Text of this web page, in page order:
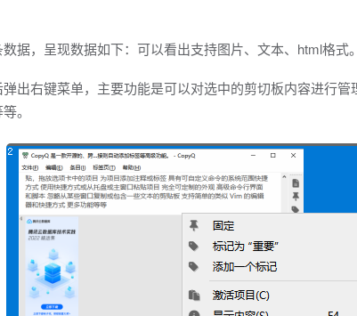
据，呈现数据如下：可以看出支持图片、文本、html格式。
出右键菜单，主要功能是可以对选中的剪切板内容进行
。